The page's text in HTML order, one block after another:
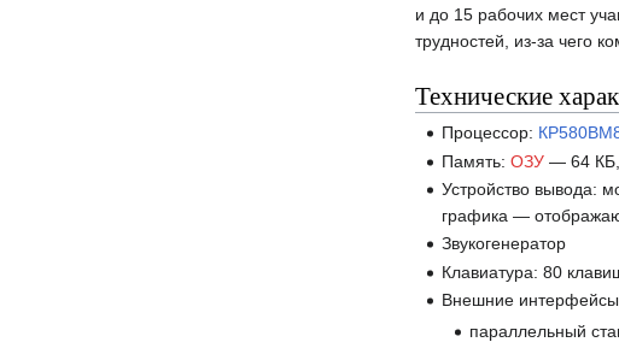
и до 15 рабочих мест
трудностей, из-за чего
Технические
Процессор:
Память:ОЗУ — 64 КБ,
Устройство вывода:
графика —
Звукогенератор
Клавиатура: 80
Внешние
параллельный